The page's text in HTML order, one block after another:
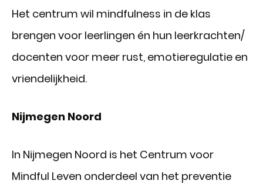
Het centrum wil mindfulness in de klas
brengen voor leerlingen én hun leerkrachten/
docenten voor meer rust, emotieregulatie en
vriendelijkheid.
Nijmegen Noord
In Nijmegen Noord is het Centrum voor
Mindful Leven onderdeel van het preventie